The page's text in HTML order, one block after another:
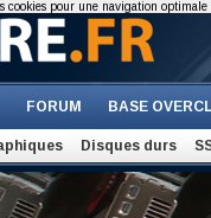
FORUM BASE
Disques durs
cookies pour une navigation